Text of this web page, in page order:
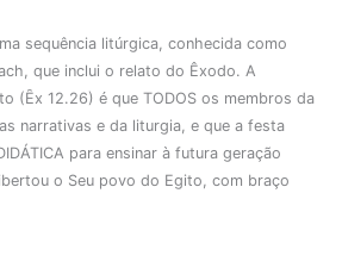
sequência litúrgica, conhecida como
que inclui o relato do Êxodo. A
(Ȇx 12.26) é que TODOS os membros da
narrativas e da liturgia, e que a festa
para ensinar à futura geração
o Seu povo do Egito, com braço